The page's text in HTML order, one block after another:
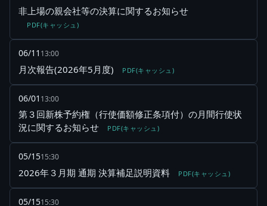
非上場の親会社等の決算に関するお知らせ
PDF(キャッシュ)
06/11 13:00
月次報告(2026年5月度) PDF(キャッシュ)
06/01 13:00
第３回新株予約権（行使価額修正条項付）の月間行使状
況に関するお知らせ
PDF(キャッシュ)
05/1515:30
2026年３月期 通期 決算補足説明資料 PDF(キャッシュ)
05/1515:30